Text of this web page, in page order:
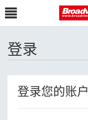
登录
登录您的账户